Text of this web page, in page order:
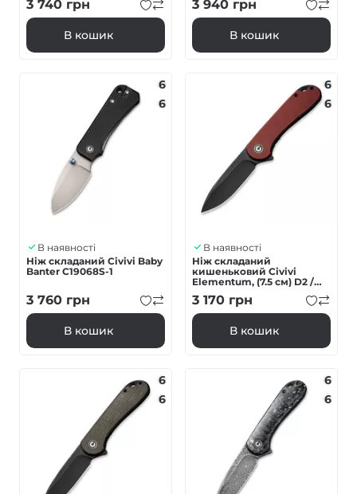
3 740 грн
В кошик
3 940 грн
В кошик
6
6
В наявності
Ніж складаний Civivi Baby
Banter C19068S-1
3 760 грн
В кошик
6
6
В наявності
Ніж складаний
кишеньковий Civivi
Elementum, (7.5 см) D2 /
G10 бордо
3 170 грн
В кошик
6
6
6
6